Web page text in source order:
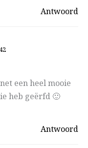
Antwoord
een heel mooie
heb geërfd 🙂
Antwoord